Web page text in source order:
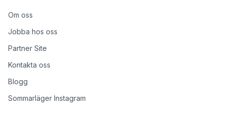
Om oss
Jobba hos oss
Partner Site
Kontakta oss
Blogg
Sommarläger Instagram